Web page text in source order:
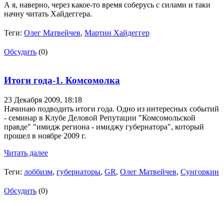
А я, наверно, через какое-то время соберусь с силами и таки
начну читать Хайдеггера.
Теги: Олег Матвейчев, Мартин Хайдеггер
Обсудить (0)
Итоги года-1. Комсомолка
23 Декабря 2009, 18:18
Начинаю подводить итоги года. Одно из интересных событий
- семинар в Клубе Деловой Репутации "Комсомольской
правде" "имидж региона - имиджу губернатора", который
прошел в ноябре 2009 г.
Читать далее
Теги: лоббизм, губернаторы, GR, Олег Матвейчев, Сунгоркин
Обсудить (0)